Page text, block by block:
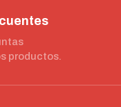
productos.